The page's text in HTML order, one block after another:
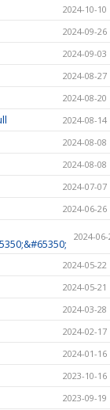
2024-10-10
2024-09-26
2024-09-03
2024-08-27
2024-08-20
2024-08-14
2024-08-08
2024-08-08
2024-07-07
2024-06-26
2024-
2024-05-22
2024-05-21
2024-03-28
2024-02-17
2024-01-16
2023-10-16
2023-09-19